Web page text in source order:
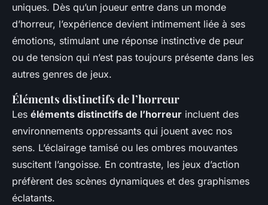
uniques. Dès qu’un joueur entre dans un monde
d’horreur, l’expérience devient intimement liée à ses
émotions, stimulant une réponse instinctive de peur
ou de tension qui n’est pas toujours présente dans les
autres genres de jeux.
Éléments distinctifs de l’horreur
Les éléments distinctifs de l’horreur incluent des
environnements oppressants qui jouent avec nos
sens. L’éclairage tamisé ou les ombres mouvantes
suscitent l’angoisse. En contraste, les jeux d’action
préfèrent des scènes dynamiques et des graphismes
éclatants.